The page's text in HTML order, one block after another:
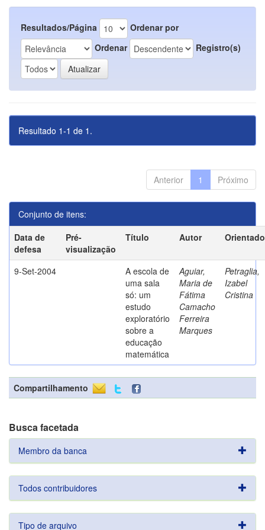
Resultados/Página
Ordenar por
Ordenar
Registro(s)
Resultado 1-1 de 1.
Anterior 1 Próximo
Conjunto de itens:
Data de
defesa
Pré-
visualização
Título Autor
9-Set-2004
A escola de
uma sala
só: um
estudo
exploratório
sobre a
educação
matemática
Aguiar,
Maria de
Fátima
Camacho
Ferreira
Marques
Petraglia,
Izabel
Cristina
Compartilhamento
Busca facetada
Membro da banca
Todos contribuidores
Tipo de arquivo